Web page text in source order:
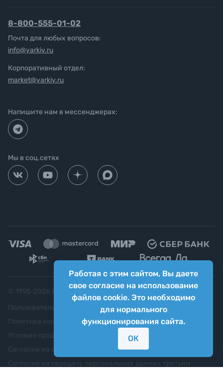
Работая с этим сайтом, Вы даете
свое согласие на использование
файлов cookie. Это необходимо
для нормального
функционирования сайта.
ОК
8-800-555-01-02
Почта для любых вопросов:
info@yarkiy.ru
Корпоративный отдел:
market@yarkiy.ru
Напишите нам в мессенджерах:
Мы в соц.сетях
Яркий фотомаркет ("Яркий Мир")
Пользовательское соглашение
Политика конфиденциальности
Согласие на обработку персональных данных
Согласие на передачу персональных данных третьим